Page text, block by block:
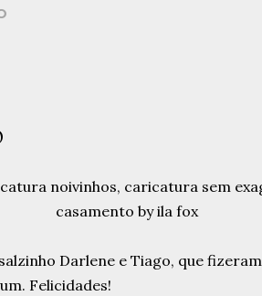
Darlene e Tiago, que
Felicidades!